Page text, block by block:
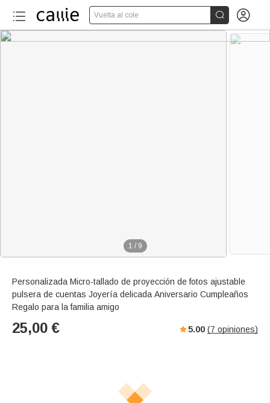
Vuelta al cole  
1 / 9
Personalizada Micro-tallado de proyección de fotos ajustable
pulsera de cuentas Joyería delicada Aniversario Cumpleaños
Regalo para la familia amigo
25,00 € 5.00 (7 opiniones)